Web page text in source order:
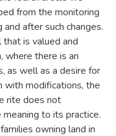
from the monitoring
after such changes.
is valued and
where there is an
as well as a desire for
with modifications, the
rite does not
to its practice.
owning land in